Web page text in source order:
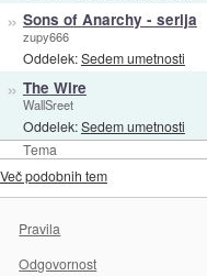
Tema
» Sons of Anarchy - serija
zupy666
Oddelek:Sedem umetnosti
» The Wire
WallSreet
Oddelek:Sedem umetnosti
Več podobnih tem
Pravila
Odgovornost